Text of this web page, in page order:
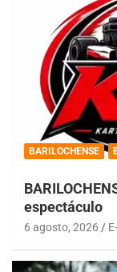
BARILOCHENSE
espectáculo
6 agosto, 2026